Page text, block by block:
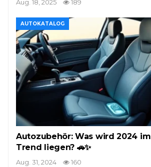
Aug. 18, 2025 189
AUTOKATALOG
Autozubehör: Was wird 2024 im
Trend liegen? 🚗✨
Aug. 31, 2024 160